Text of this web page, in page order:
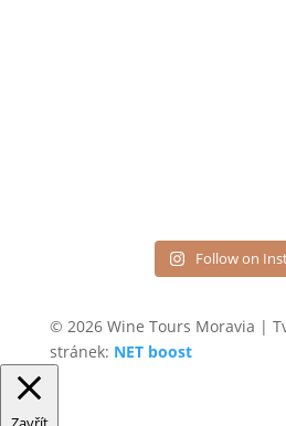
Follow on
© 2026 Wine Tours Moravia |
stránek: NET boost